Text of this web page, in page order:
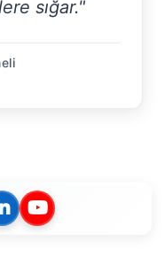
sığar."